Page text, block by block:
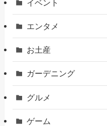
イベント
エンタメ
お土産
ガーデニング
グルメ
ゲーム